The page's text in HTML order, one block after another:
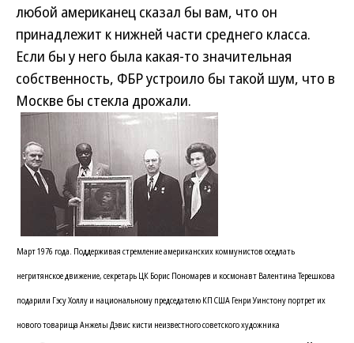
любой американец сказал бы вам, что он
принадлежит к нижней части среднего класса.
Если бы у него была какая-то значительная
собственность, ФБР устроило бы такой шум, что в
Москве бы стекла дрожали.
Март 1976 года. Поддерживая стремление американских коммунистов оседлать
негритянское движение, секретарь ЦК Борис Пономарев и космонавт Валентина Терешкова
подарили Гэсу Холлу и национальному председателю КП США Генри Уинстону портрет их
нового товарища Анжелы Дэвис кисти неизвестного советского художника